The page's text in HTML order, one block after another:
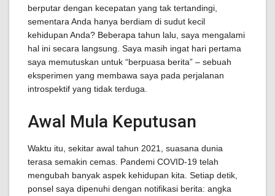
berputar dengan kecepatan yang tak tertandingi,
sementara Anda hanya berdiam di sudut kecil
kehidupan Anda? Beberapa tahun lalu, saya mengalami
hal ini secara langsung. Saya masih ingat hari pertama
saya memutuskan untuk “berpuasa berita” – sebuah
eksperimen yang membawa saya pada perjalanan
introspektif yang tidak terduga.
Awal Mula Keputusan
Waktu itu, sekitar awal tahun 2021, suasana dunia
terasa semakin cemas. Pandemi COVID-19 telah
mengubah banyak aspek kehidupan kita. Setiap detik,
ponsel saya dipenuhi dengan notifikasi berita: angka